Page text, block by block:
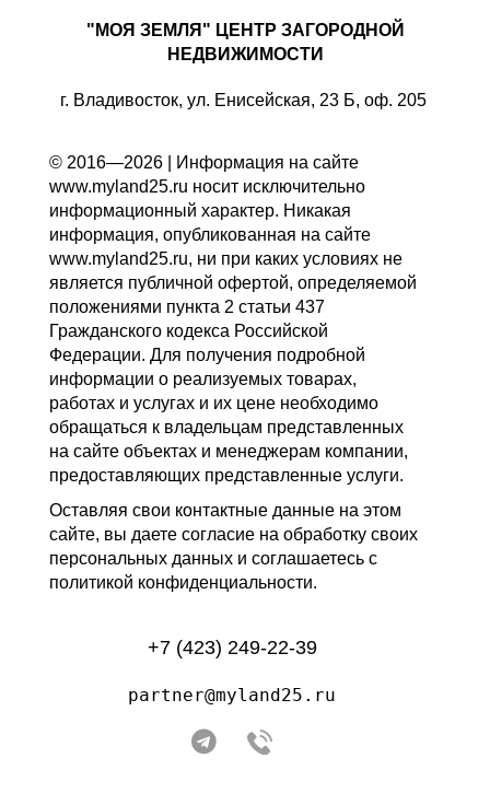
"МОЯ ЗЕМЛЯ" ЦЕНТР ЗАГОРОДНОЙ
НЕДВИЖИМОСТИ
г. Владивосток, ул. Енисейская, 23 Б, оф. 205
© 2016—2026 | Информация на сайте
www.myland25.ru носит исключительно
информационный характер. Никакая
информация, опубликованная на сайте
www.myland25.ru, ни при каких условиях не
является публичной офертой, определяемой
положениями пункта 2 статьи 437
Гражданского кодекса Российской
Федерации. Для получения подробной
информации о реализуемых товарах,
работах и услугах и их цене необходимо
обращаться к владельцам представленных
на сайте объектах и менеджерам компании,
предоставляющих представленные услуги.
Оставляя свои контактные данные на этом
сайте, вы даете согласие на обработку своих
персональных данных и соглашаетесь с
политикой конфиденциальности.
+7 (423) 249-22-39
partner@myland25.ru